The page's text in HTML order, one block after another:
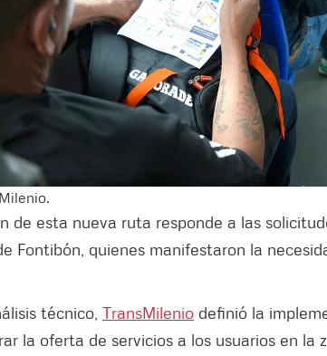
de esta nueva ruta responde a las
Fontibón, quienes manifestaron la
técnico, TransMilenio definió la
la oferta de servicios a los usuarios en la